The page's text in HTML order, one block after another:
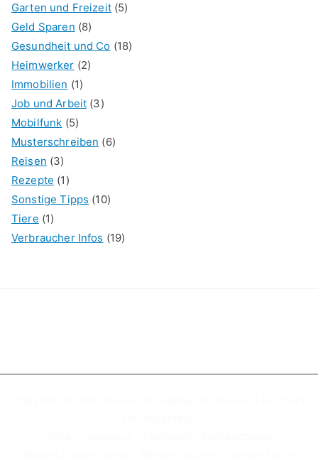
Garten und Freizeit(5)
Geld Sparen (8)
Gesundheit und Co (18)
Heimwerker (2)
Immobilien (1)
Job und Arbeit (3)
Mobilfunk (5)
Musterschreiben (6)
Reisen (3)
Rezepte (1)
Sonstige Tipps (10)
Tiere (1)
Verbraucher Infos (19)